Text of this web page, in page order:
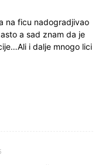
na ficu nadogradjivao
a sad znam da je
i dalje mnogo lici